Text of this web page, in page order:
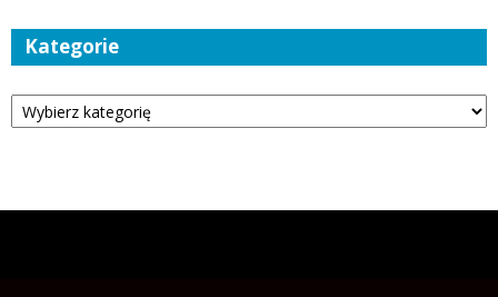
Kategorie
Kategorie